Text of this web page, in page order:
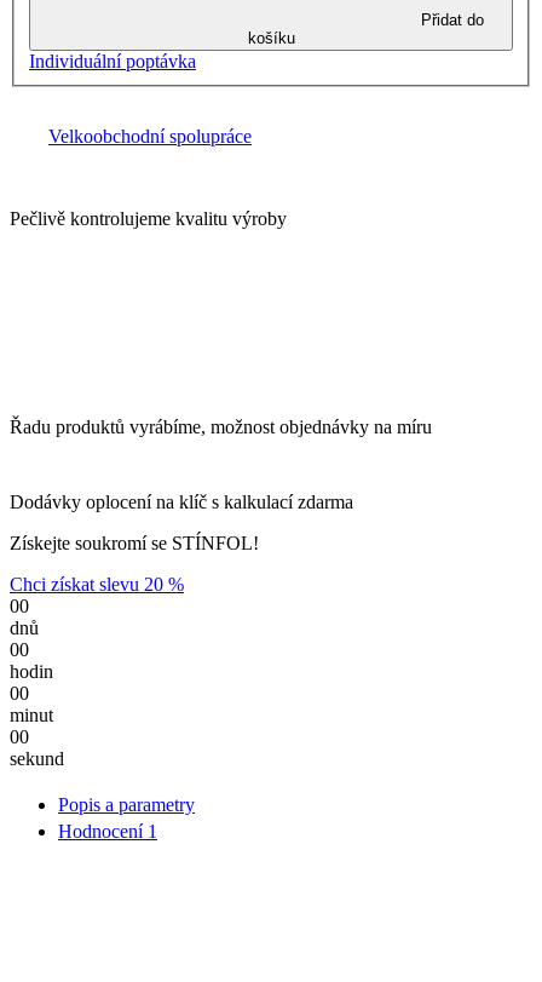
Přidat do
košíku
Individuální poptávka
Velkoobchodní spolupráce
Pečlivě kontrolujeme kvalitu výroby
Řadu produktů vyrábíme, možnost objednávky na míru
Dodávky oplocení na klíč s kalkulací zdarma
Získejte soukromí se STÍNFOL!
Chci získat slevu 20 %
00
dnů
00
hodin
00
minut
00
sekund
Popis a parametry
Hodnocení 1